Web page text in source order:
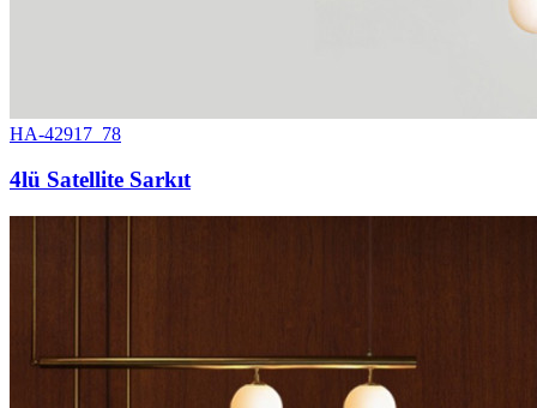
HA-42917_78
4lü Satellite Sarkıt